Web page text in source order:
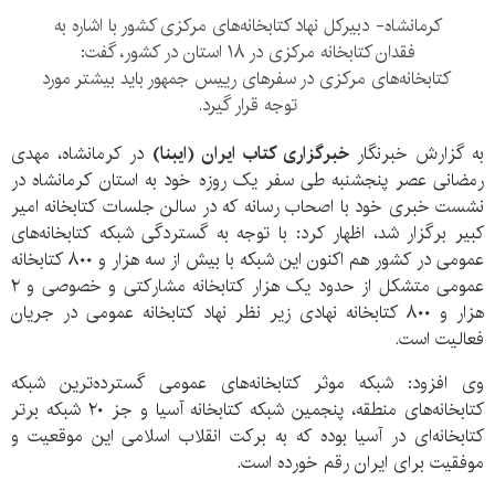
کرمانشاه- دبیرکل نهاد کتابخانه‌های مرکزی کشور با اشاره به
فقدان کتابخانه مرکزی در ۱۸ استان در کشور، گفت:
کتابخانه‌های مرکزی در سفرهای رییس جمهور باید بیشتر مورد
توجه قرار گیرد.
به گزارش خبرنگار خبرگزاری کتاب ایران (ایبنا) در کرمانشاه، مهدی
رمضانی عصر پنجشنبه طی سفر یک روزه خود به استان کرمانشاه در
نشست خبری خود با اصحاب رسانه که در سالن جلسات کتابخانه امیر
کبیر برگزار شد، اظهار کرد: با توجه به گستردگی شبکه کتابخانه‌های
عمومی در کشور هم اکنون این شبکه با بیش از سه هزار و ۸۰۰ کتابخانه
عمومی متشکل از حدود یک هزار کتابخانه مشارکتی و خصوصی و ۲
هزار و ۸۰۰ کتابخانه نهادی زیر نظر نهاد کتابخانه عمومی در جریان
فعالیت است.
وی افزود: شبکه موثر کتابخانه‌های عمومی گسترده‌ترین شبکه
کتابخانه‌های منطقه، پنجمین شبکه کتابخانه آسیا و جز ۲۰ شبکه برتر
کتابخانه‌ای در آسیا بوده که به برکت انقلاب اسلامی این موقعیت و
موفقیت برای ایران رقم خورده است.